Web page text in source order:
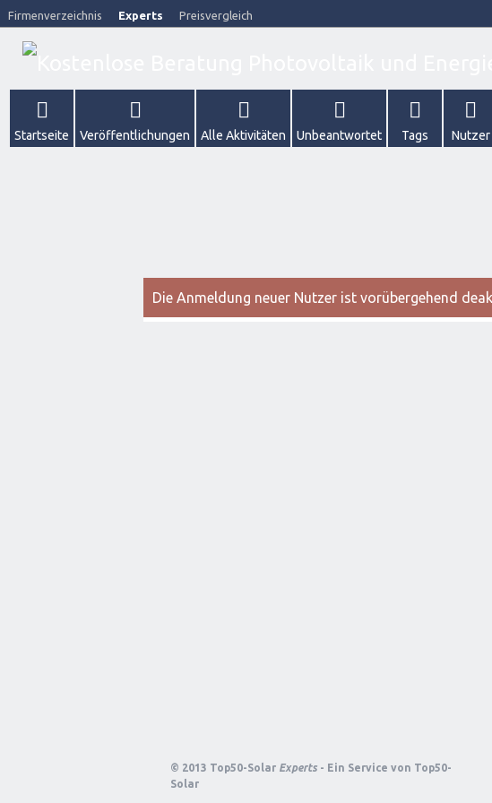
Firmenverzeichnis Experts Preisvergleich
Startseite Veröffentlichungen Alle Aktivitäten Unbeantwortet Tags Nutzer
Die Anmeldung neuer Nutzer ist vorübergehend
© 2013 Top50-Solar Experts - Ein Service von Top50-
Solar